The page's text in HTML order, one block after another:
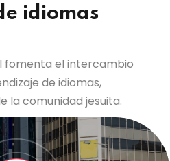
idiomas
fomenta el intercambio
de idiomas,
la comunidad jesuita.